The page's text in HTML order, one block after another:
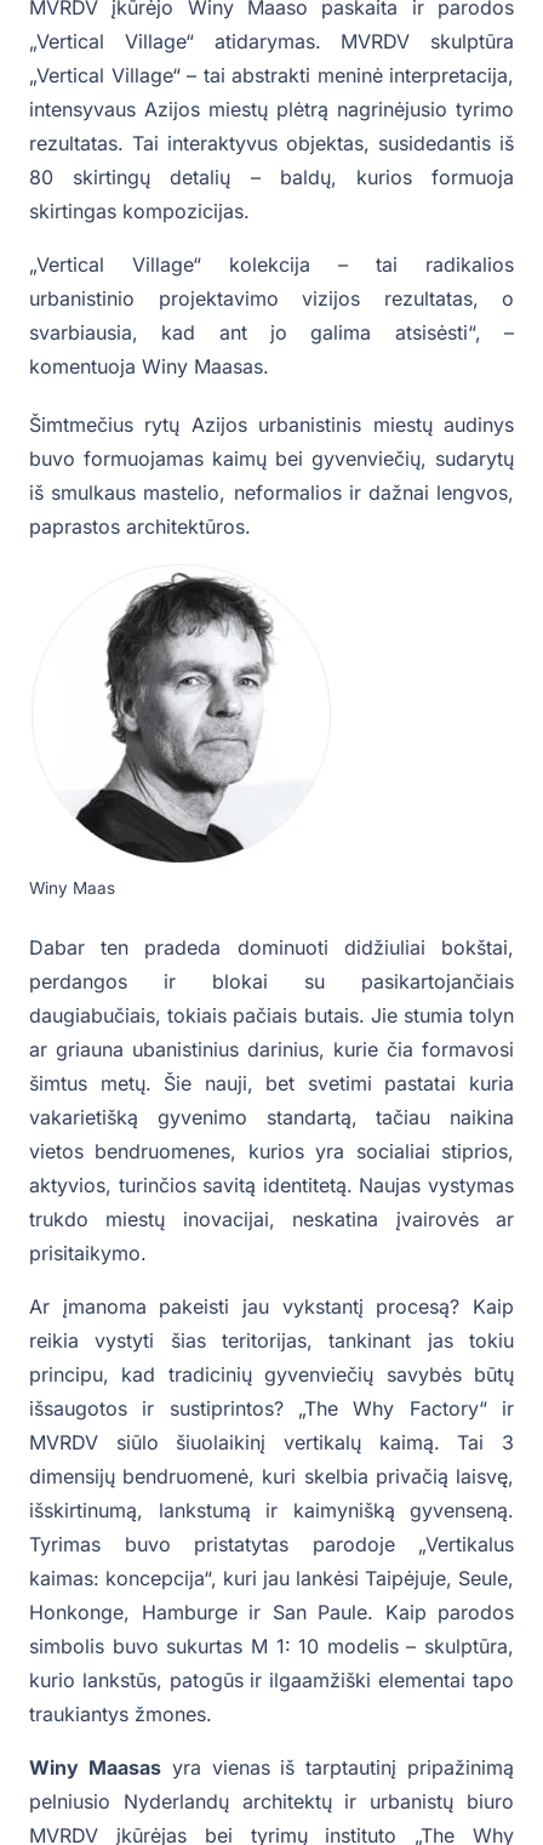
MVRDV įkūrėjo Winy Maaso paskaita ir parodos
„Vertical Village“ atidarymas. MVRDV skulptūra
„Vertical Village“ – tai abstrakti meninė interpretacija,
intensyvaus Azijos miestų plėtrą nagrinėjusio tyrimo
rezultatas. Tai interaktyvus objektas, susidedantis iš
80 skirtingų detalių – baldų, kurios formuoja
skirtingas kompozicijas.
„Vertical Village“ kolekcija – tai radikalios
urbanistinio projektavimo vizijos rezultatas, o
svarbiausia, kad ant jo galima atsisėsti“, –
komentuoja Winy Maasas.
Šimtmečius rytų Azijos urbanistinis miestų audinys
buvo formuojamas kaimų bei gyvenviečių, sudarytų
iš smulkaus mastelio, neformalios ir dažnai lengvos,
paprastos architektūros.
Winy Maas
Dabar ten pradeda dominuoti didžiuliai bokštai,
perdangos ir blokai su pasikartojančiais
daugiabučiais, tokiais pačiais butais. Jie stumia tolyn
ar griauna ubanistinius darinius, kurie čia formavosi
šimtus metų. Šie nauji, bet svetimi pastatai kuria
vakarietišką gyvenimo standartą, tačiau naikina
vietos bendruomenes, kurios yra socialiai stiprios,
aktyvios, turinčios savitą identitetą. Naujas vystymas
trukdo miestų inovacijai, neskatina įvairovės ar
prisitaikymo.
Ar įmanoma pakeisti jau vykstantį procesą? Kaip
reikia vystyti šias teritorijas, tankinant jas tokiu
principu, kad tradicinių gyvenviečių savybės būtų
išsaugotos ir sustiprintos? „The Why Factory“ ir
MVRDV siūlo šiuolaikinį vertikalų kaimą. Tai 3
dimensijų bendruomenė, kuri skelbia privačią laisvę,
išskirtinumą, lankstumą ir kaimynišką gyvenseną.
Tyrimas buvo pristatytas parodoje „Vertikalus
kaimas: koncepcija“, kuri jau lankėsi Taipėjuje, Seule,
Honkonge, Hamburge ir San Paule. Kaip parodos
simbolis buvo sukurtas M 1: 10 modelis – skulptūra,
kurio lankstūs, patogūs ir ilgaamžiški elementai tapo
traukiantys žmones.
Winy Maasasyra vienas iš tarptautinį pripažinimą
pelniusio Nyderlandų architektų ir urbanistų biuro
MVRDV įkūrėjas bei tyrimų instituto „The Why